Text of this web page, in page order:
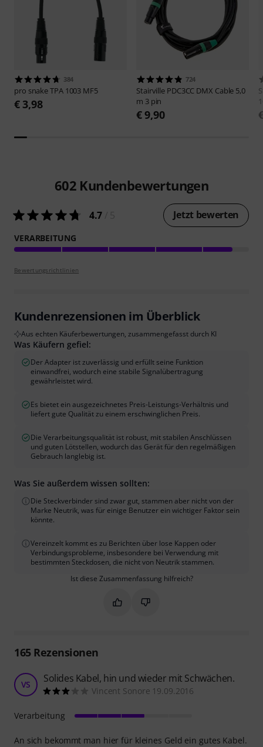
384
pro snakeTPA 1003 MF5
€ 3,98
724
Stairville PDC3CC DMX Cable 5,0
m 3 pin
€ 9,90
602 Kundenbewertungen
4.7 Jetzt bewerten
VERARBEITUNG
Bewertungsrichtlinien
Kundenrezensionen im Überblick
Aus echten Käuferbewertungen, zusammengefasst durch KI
Was Käufern gefiel:
Der Adapter ist zuverlässig und erfüllt seine Funktion
einwandfrei, wodurch eine stabile Signalübertragung
gewährleistet wird.
Es bietet ein ausgezeichnetes Preis-Leistungs-Verhältnis und
liefert gute Qualität zu einem erschwinglichen Preis.
Die Verarbeitungsqualität ist robust, mit stabilen Anschlüssen
und guten Lötstellen, wodurch das Gerät für den regelmäßigen
Gebrauch langlebig ist.
Was Sie außerdem wissen sollten:
Die Steckverbinder sind zwar gut, stammen aber nicht von der
Marke Neutrik, was für einige Benutzer ein wichtiger Faktor sein
könnte.
Vereinzelt kommt es zu Berichten über lose Kappen oder
Verbindungsprobleme, insbesondere bei Verwendung mit
bestimmten Steckdosen, die nicht von Neutrik stammen.
Ist diese Zusammenfassung hilfreich?
Markieren Sie diese
Markieren Sie diese
165Rezensionen
VS Solides Kabel, hin und wieder mit Schwächen.
Vincent Sonore 19.09.2016
An sich bekommt man hier für kleines Geld ein gutes Kabel.
Verarbeitung